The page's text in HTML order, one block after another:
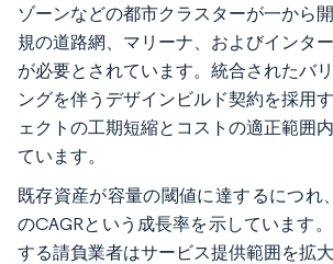
ゾーンなどの都市クラスターが一から
規の道路網、マリーナ、およびインタ
が必要とされています。統合されたバ
ングを伴うデザインビルド契約を採用
ェクトの工期短縮とコストの適正範囲
ています。
既存資産が容量の閾値に達するにつれ
のCAGRという成長率を示しています
する請負業者はサービス提供範囲を拡